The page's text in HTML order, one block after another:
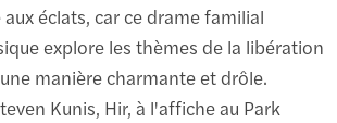
éclats, car ce drame familial
explore les thèmes de la libération
manière charmante et drôle.
Kunis, Hir, à l'affiche au Park